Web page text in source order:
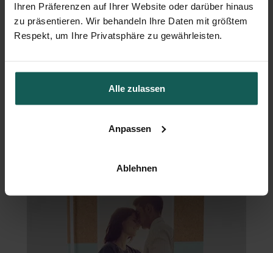
Ihren Präferenzen auf Ihrer Website oder darüber hinaus
zu präsentieren. Wir behandeln Ihre Daten mit größtem
Respekt, um Ihre Privatsphäre zu gewährleisten.
Alle zulassen
Anpassen
Ablehnen
Tischkarte Hochzeit